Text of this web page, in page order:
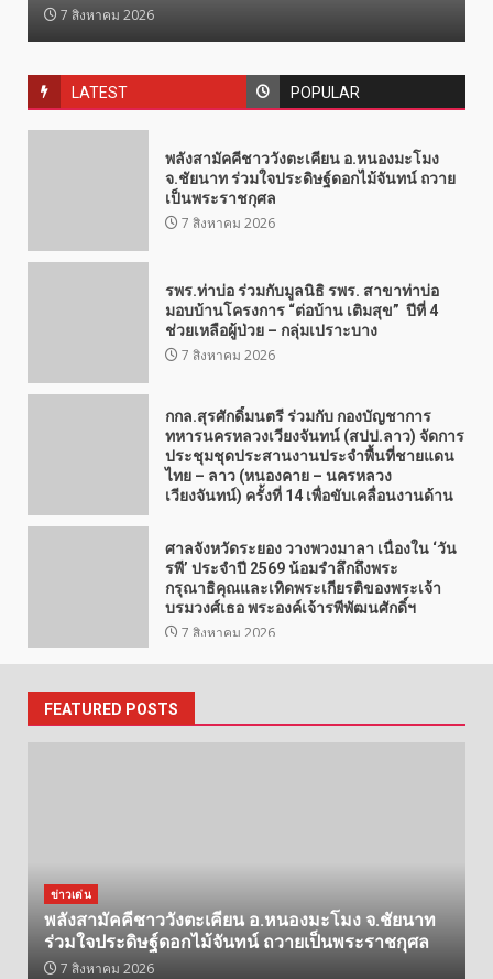
LATEST POPULAR
พลังสามัคคีชาววังตะเคียน อ.หนองมะโมง
จ.ชัยนาท ร่วมใจประดิษฐ์ดอกไม้จันทน์ ถวาย
เป็นพระราชกุศล
7 สิงหาคม 2026
รพร.ท่าบ่อ ร่วมกับมูลนิธิ รพร. สาขาท่าบ่อ
มอบบ้านโครงการ “ต่อบ้าน เติมสุข” ปีที่ 4
ช่วยเหลือผู้ป่วย – กลุ่มเปราะบาง
7 สิงหาคม 2026
กกล.สุรศักดิ์มนตรี ร่วมกับ กองบัญชาการ
ทหารนครหลวงเวียงจันทน์ (สปป.ลาว) จัดการ
ประชุมชุดประสานงานประจำพื้นที่ชายแดน
ไทย – ลาว (หนองคาย – นครหลวง
เวียงจันทน์) ครั้งที่ 14 เพื่อขับเคลื่อนงานด้าน
เสพติด การกระทำผิดกฎหมาย ตามแนว
ชายแดนไทย – ลาวและสร้างความสัมพันธ์ที่
ดีระหว่างกันทั้ง สองประเทศ
7 สิงหาคม 2026
ศาลจังหวัดระยอง วางพวงมาลา เนื่องใน ‘วัน
รพี’ ประจำปี 2569 น้อมรำลึกถึงพระ
กรุณาธิคุณและเทิดพระเกียรติของพระเจ้า
บรมวงศ์เธอ พระองค์เจ้ารพีพัฒนศักดิ์ฯ
7 สิงหาคม 2026
7 สิงหาคม 2026
FEATURED POSTS
ข่าวเด่น
พลังสามัคคีชาววังตะเคียน อ.หนองมะโมง จ.ชัยนาท
ร่วมใจประดิษฐ์ดอกไม้จันทน์ ถวายเป็นพระราชกุศล
7 สิงหาคม 2026